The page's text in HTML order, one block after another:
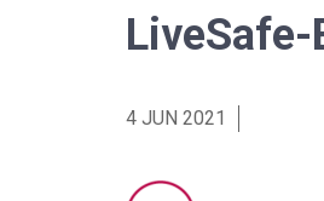
4 JUN 2021